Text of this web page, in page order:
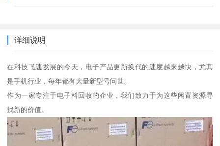
详细说明
在科技飞速发展的今天，电子产品更新换代的速度越来越快，尤其
是手机行业，每年都有大量新型号问世。
作为一家专注于电子料回收的企业，我们致力于为这些闲置资源寻
找新的价值。